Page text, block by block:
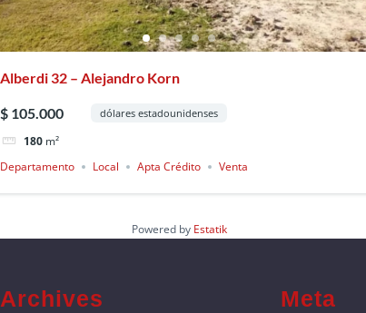
Alberdi 32 – Alejandro Korn
$ 105.000 dólares estadounidenses
180 m²
Departamento
Local Apta Crédito Venta
Powered by Estatik
Archives Meta